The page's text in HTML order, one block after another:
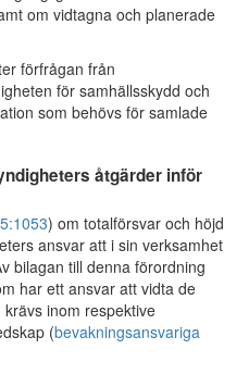
om vidtagna och planerade
förfrågan från
för samhällsskydd och
som behövs för samlade
åtgärder inför
) om totalförsvar och höjd
ansvar att i sin verksamhet
bilagan till denna förordning
har ett ansvar att vidta de
inom respektive
(bevakningsansvariga